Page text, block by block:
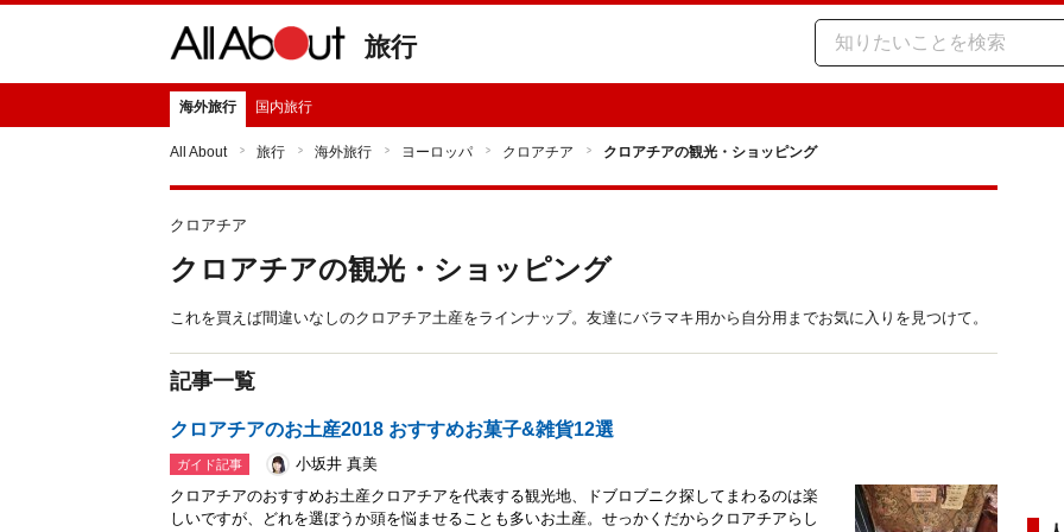
旅行
海外旅行 国内旅行
All About 旅行 海外旅行 ヨーロッパ クロアチア クロアチアの観光・ショッピング
クロアチア
クロアチアの観光・ショッピング
これを買えば間違いなしのクロアチア土産をラインナップ。友達にバラマキ用から自分用までお気に入りを見つけて。
記事一覧
クロアチアのお土産2018 おすすめお菓子&雑貨12選
ガイド記事
小坂井 真美
クロアチアのおすすめお土産クロアチアを代表する観光地、ドブロブニク探してまわるのは楽
しいですが、どれを選ぼうか頭を悩ませることも多いお土産。せっかくだからクロアチアらし